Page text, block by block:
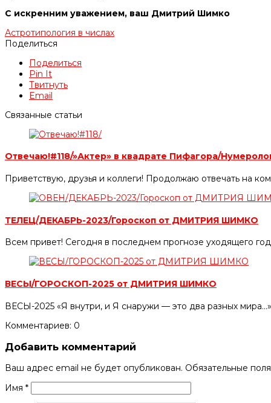
С искренним уважением, ваш Дмитрий Шимко
Астротипология в числах
Поделиться
Поделиться
Pin It
Твитнуть
Email
Связанные статьи
Отвечаю!#118/»Актер» в квадрате Пифагора/
Приветствую, друзья и коллеги! Продолжаю отвечать на
ТЕЛЕЦ/ДЕКАБРЬ-2023/Гороскоп от ДМИТРИЯ ШИМКО
Всем привет! Сегодня в последнем прогнозе уходящего
ВЕСЫ/ГОРОСКОП-2025 от ДМИТРИЯ ШИМКО
ВЕСЫ-2025 «Я внутри, и Я снаружи — это два разных
Комментариев: 0
Добавить комментарий
Ваш адрес email не будет опубликован. Обязательные
Имя *